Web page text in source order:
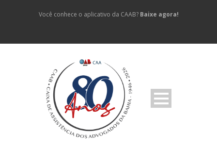
Você conhece o aplicativo da CAAB? Baixe agora!